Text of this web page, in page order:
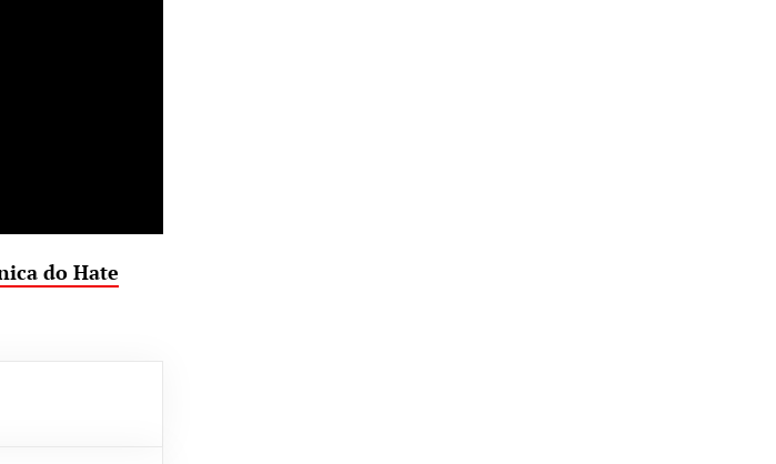
do Hate